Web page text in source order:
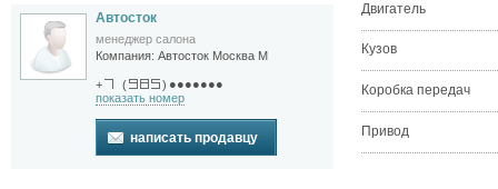
Автосток
менеджер салона
Компания: Автосток Москва М
+ ( ) ●●●●●●●
показать номер
написать продавцу
Двигатель
Кузов
Коробка передач
Привод